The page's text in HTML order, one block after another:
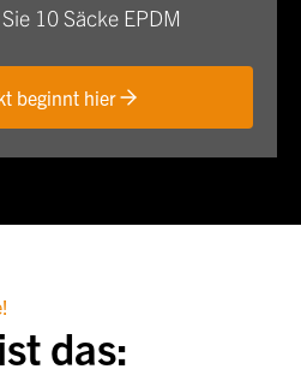
10 Säcke EPDM
beginnt hier
das: